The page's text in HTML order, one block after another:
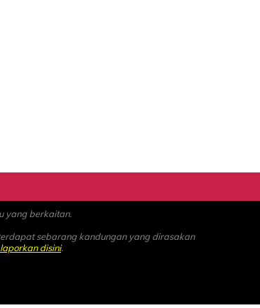
yang berkaitan.
sebarang kandungan yang dirasakan
disini.